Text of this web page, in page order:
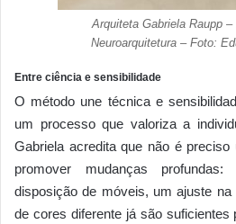
Arquiteta Gabriela Raupp
Neuroarquitetura – Foto:
Entre ciência e sensibilidade
O método une técnica e
um processo que valoriza a
Gabriela acredita que não é
promover mudanças
disposição de móveis, um ajuste
de cores diferente já são